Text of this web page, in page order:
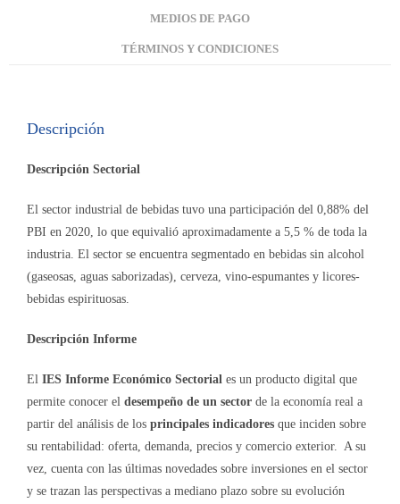
MEDIOS DE PAGO
TÉRMINOS Y CONDICIONES
Descripción
Descripción Sectorial
El sector industrial de bebidas tuvo una participación del 0,88% del
PBI en 2020, lo que equivalió aproximadamente a 5,5 % de toda la
industria. El sector se encuentra segmentado en bebidas sin alcohol
(gaseosas, aguas saborizadas), cerveza, vino-espumantes y licores-
bebidas espirituosas.
Descripción Informe
El IES Informe Económico Sectorial es un producto digital que
permite conocer el desempeño de un sector de la economía real a
partir del análisis de los principales indicadores que inciden sobre
su rentabilidad: oferta, demanda, precios y comercio exterior. A su
vez, cuenta con las últimas novedades sobre inversiones en el sector
y se trazan las perspectivas a mediano plazo sobre su evolución